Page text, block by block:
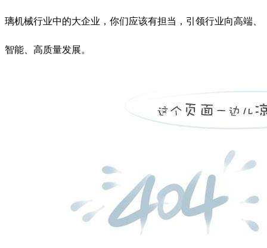
璃机械行业中的大企业，你们应该有担当，引领行业向高端、
智能、高质量发展。